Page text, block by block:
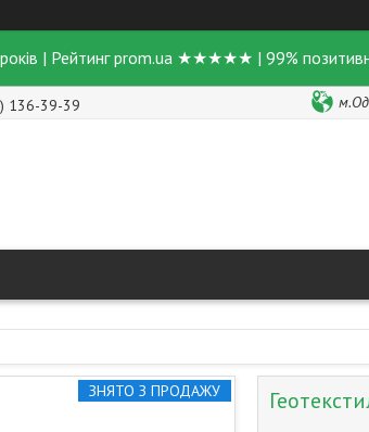
| Рейтинг prom.ua ★★★★★ | 99% позитивні
136-39-39
ЗНЯТО З ПРОДАЖУ